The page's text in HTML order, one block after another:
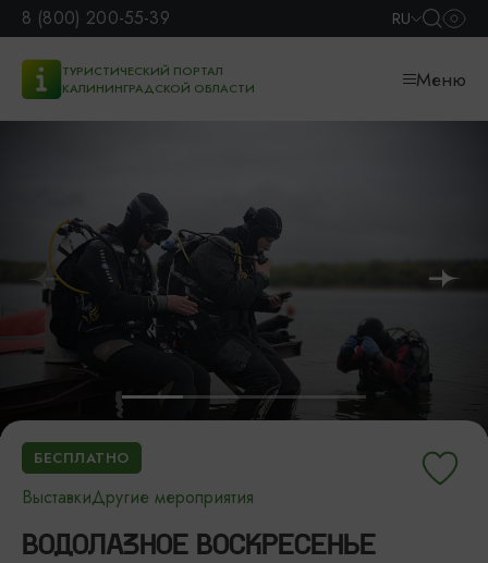
8 (800) 200-55-39 RU
ТУРИСТИЧЕСКИЙ ПОРТАЛ
КАЛИНИНГРАДСКОЙ ОБЛАСТИ
Меню
БЕСПЛАТНО
ВыставкиДругие мероприятия
ВОДОЛАЗНОЕ ВОСКРЕСЕНЬЕ